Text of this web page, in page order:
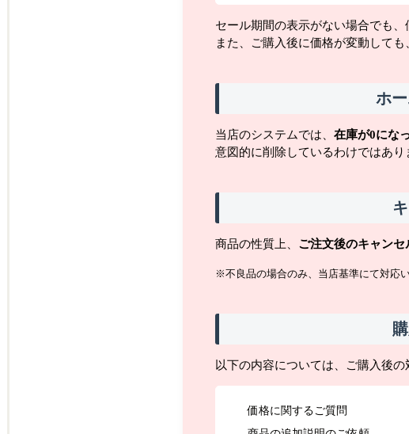
セール期間の表示がない場合でも、
また、ご購入後に価格が変動して
ホ
当店のシステムでは、 在庫が0にな
意図的に削除しているわけではあり
商品の性質上、 ご注文後のキャンセ
※不良品の場合のみ、当店基準にて対応い
以下の内容については、ご購入後の
価格に関するご質問